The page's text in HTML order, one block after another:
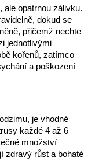
ale opatrnou zálivku.
dokud se
přičemž nechte
jednotlivými
kořenů, zatímco
a poškození
je vhodné
každé 4 až 6
množství
zdravý růst a bohaté